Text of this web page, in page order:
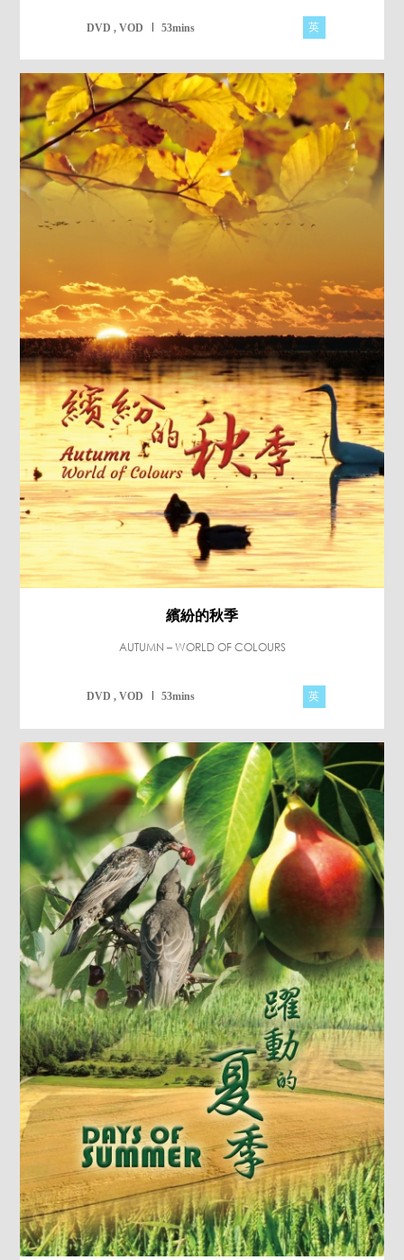
DVD , VOD 53mins 英
繽紛的秋季
AUTUMN – WORLD OF COLOURS
DVD , VOD 53mins 英